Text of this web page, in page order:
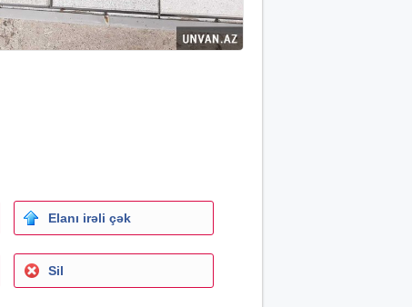
Elanı irəli çək
Sil